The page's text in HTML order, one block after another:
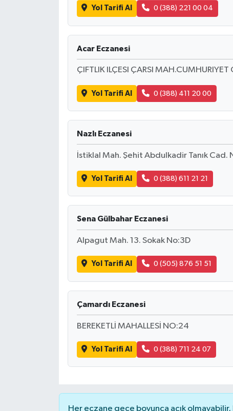
Yol Tarifi Al 0 (388) 221 00 04
Acar Eczanesi
ÇIFTLIK ILÇESI ÇARSI
Yol Tarifi Al 0 (388) 411 20 00
Nazlı Eczanesi
İstiklal Mah. Şehit Abdulkadir Tanık Cad.
Yol Tarifi Al 0 (388) 611 21 21
Sena Gülbahar Eczanesi
Alpagut Mah. 13. Sokak No:3D
Yol Tarifi Al 0 (505) 876 51 51
Çamardı Eczanesi
BEREKETLİ MAHALLESİ NO:24
Yol Tarifi Al 0 (388) 711 24 07
Her eczane gece boyunca açık